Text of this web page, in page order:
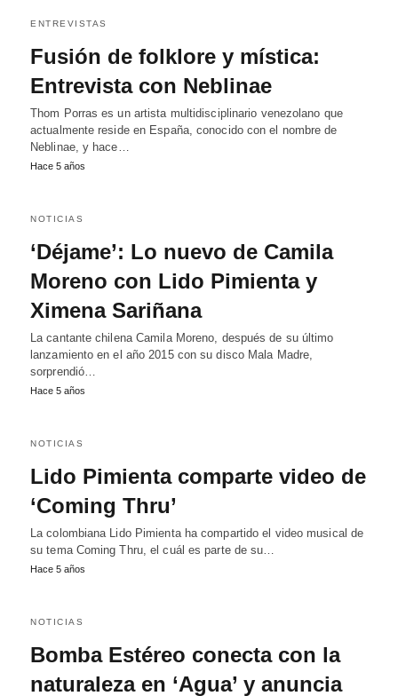
ENTREVISTAS
Fusión de folklore y mística:
Entrevista con Neblinae
Thom Porras es un artista multidisciplinario venezolano que
actualmente reside en España, conocido con el nombre de
Neblinae, y hace…
Hace 5 años
NOTICIAS
‘Déjame’: Lo nuevo de Camila
Moreno con Lido Pimienta y
Ximena Sariñana
La cantante chilena Camila Moreno, después de su último
lanzamiento en el año 2015 con su disco Mala Madre,
sorprendió…
Hace 5 años
NOTICIAS
Lido Pimienta comparte video de
‘Coming Thru’
La colombiana Lido Pimienta ha compartido el video musical de
su tema Coming Thru, el cuál es parte de su…
Hace 5 años
NOTICIAS
Bomba Estéreo conecta con la
naturaleza en ‘Agua’ y anuncia